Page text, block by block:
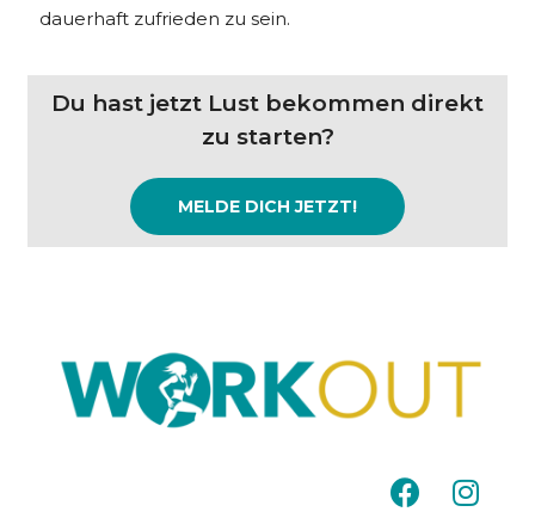
dauerhaft zufrieden zu sein.
Du hast jetzt Lust bekommen direkt
zu starten?
MELDE DICH JETZT!